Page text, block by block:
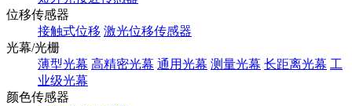
位移传感器
接触式位移 激光位移传感器
光幕/光栅
薄型光幕 高精密光幕 通用光幕 测量光幕 长距离光幕 工
业级光幕
颜色传感器